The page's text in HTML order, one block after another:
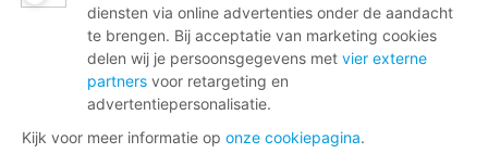
diensten via online advertenties onder de aandacht
te brengen. Bij acceptatie van marketing cookies
delen wij je persoonsgegevens met vier externe
partners voor retargeting en
advertentiepersonalisatie.
Kijk voor meer informatie op onze cookiepagina.